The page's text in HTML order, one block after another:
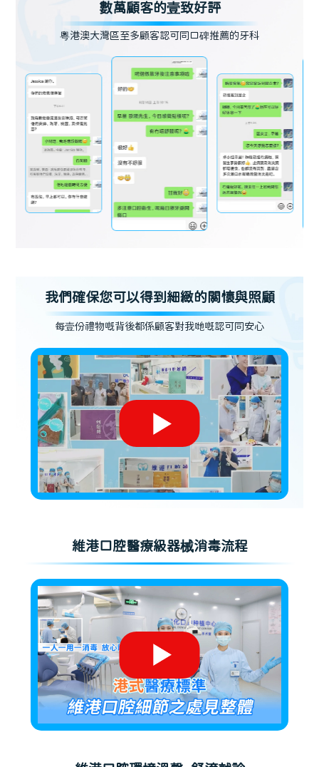
數萬顧客的壹致好評
粵港澳大灣區至多顧客認可同口碑推薦的牙科
我們確保您可以得到細緻的關懷與照顧
每壹份禮物嘅背後都係顧客對我哋嘅認可同安心
維港口腔醫療級器械消毒流程